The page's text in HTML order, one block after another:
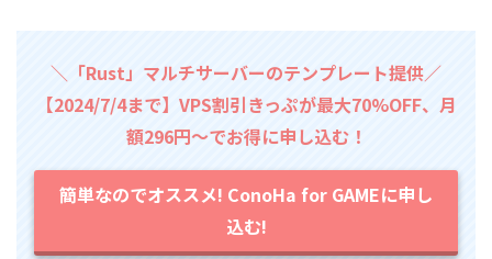
＼「Rust」マルチサーバーのテンプレート提供／
【2024/7/4まで】VPS割引きっぷが最大70%OFF、月
額296円～でお得に申し込む！
簡単なのでオススメ! ConoHa for GAMEに申し
込む!